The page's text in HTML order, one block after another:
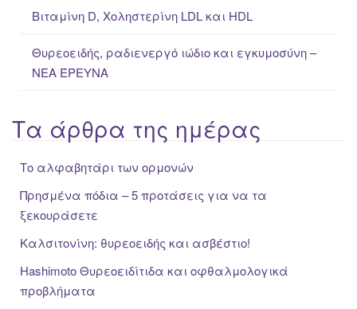
Βιταμίνη D, Χοληστερίνη LDL και HDL
Θυρεοειδής, ραδιενεργό ιώδιο και εγκυμοσύνη –
ΝΕΑ ΈΡΕΥΝΑ
Τα άρθρα της ημέρας
Το αλφαβητάρι των ορμονών
Πρησμένα πόδια – 5 προτάσεις για να τα
ξεκουράσετε
Καλσιτονίνη: θυρεοειδής και ασβέστιο!
Hashimoto Θυρεοειδίτιδα και οφθαλμολογικά
προβλήματα